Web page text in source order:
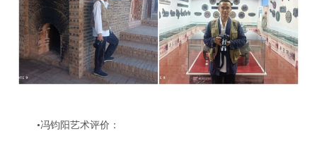
•冯钧阳艺术评价：